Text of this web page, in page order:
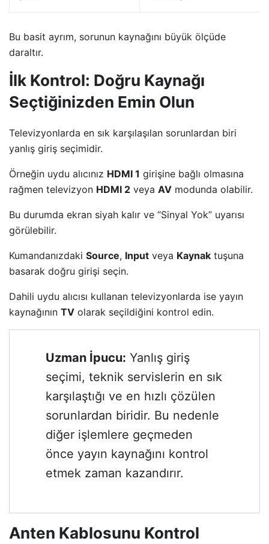
Bu basit ayrım, sorunun kaynağını büyük ölçüde
daraltır.
İlk Kontrol: Doğru Kaynağı
Seçtiğinizden Emin Olun
Televizyonlarda en sık karşılaşılan sorunlardan biri
yanlış giriş seçimidir.
Örneğin uydu alıcınız HDMI 1 girişine bağlı olmasına
rağmen televizyon HDMI 2 veya AV modunda olabilir.
Bu durumda ekran siyah kalır ve “Sinyal Yok” uyarısı
görülebilir.
Kumandanızdaki Source, Input veya Kaynak tuşuna
basarak doğru girişi seçin.
Dahili uydu alıcısı kullanan televizyonlarda ise yayın
kaynağının TV olarak seçildiğini kontrol edin.
Uzman İpucu: Yanlış giriş
seçimi, teknik servislerin en sık
karşılaştığı ve en hızlı çözülen
sorunlardan biridir. Bu nedenle
diğer işlemlere geçmeden
önce yayın kaynağını kontrol
etmek zaman kazandırır.
Anten Kablosunu Kontrol